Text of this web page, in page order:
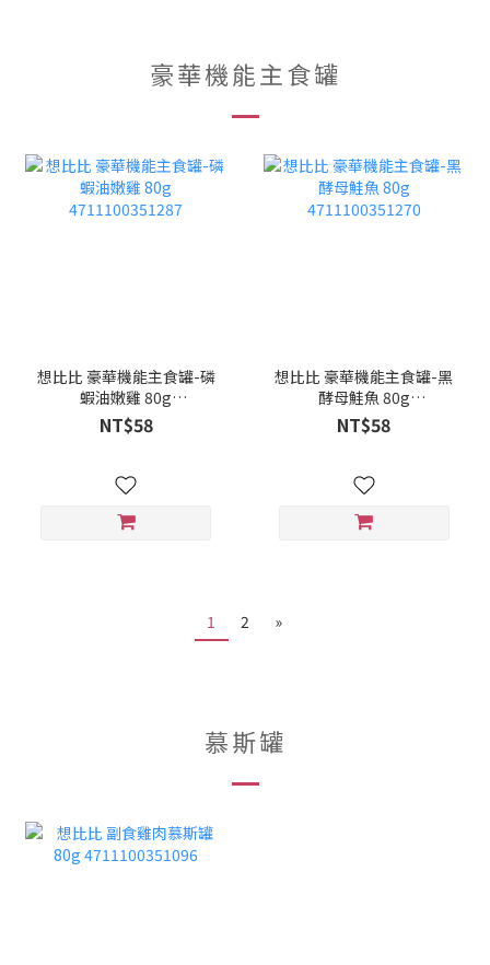
豪華機能主食罐
想比比 豪華機能主食罐-磷
蝦油嫩雞 80g
4711100351287
NT$58
想比比 豪華機能主食罐-黑
酵母鮭魚 80g
4711100351270
NT$58
1 2 »
慕斯罐